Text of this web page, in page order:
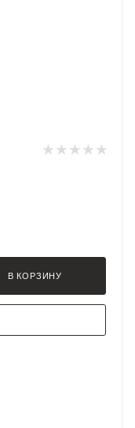
В КОРЗИНУ